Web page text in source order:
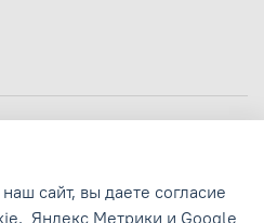
данных
сайт, вы даете согласие
Яндекс Метрики и Google